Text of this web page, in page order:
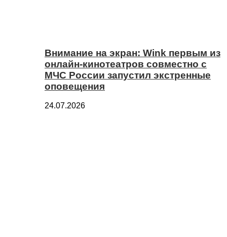
Внимание на экран: Wink первым из
онлайн-кинотеатров совместно с
МЧС России запустил экстренные
оповещения
24.07.2026